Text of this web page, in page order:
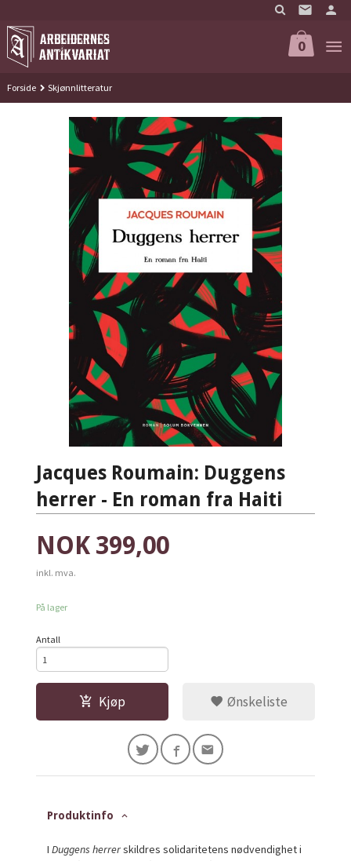
til
innholdet
0
Forside Skjønnlitteratur
Jacques Roumain: Duggens
herrer - En roman fra Haiti
Pris
NOK 399,00
inkl. mva.
På lager
Antall
Kjøp Ønskeliste
Produktinfo
IDuggens herrerskildres solidaritetens nødvendighet i